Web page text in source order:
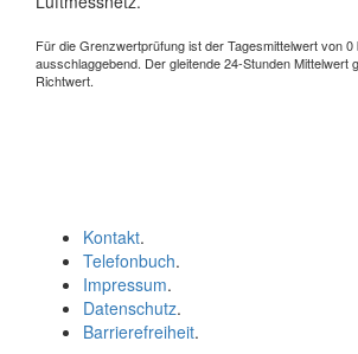
Für die Grenzwertprüfung ist der Tagesmittelwert von 0
ausschlaggebend. Der gleitende 24-Stunden Mittelwert
Richtwert.
Kontakt.
Telefonbuch.
Impressum.
Datenschutz.
Barrierefreiheit.